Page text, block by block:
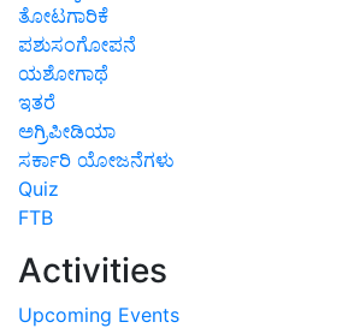
ತೋಟಗಾರಿಕೆ
ಪಶುಸಂಗೋಪನೆ
ಯಶೋಗಾಥೆ
ಇತರೆ
ಅಗ್ರಿಪೀಡಿಯಾ
ಸರ್ಕಾರಿ ಯೋಜನೆಗಳು
Quiz
FTB
Activities
Upcoming Events